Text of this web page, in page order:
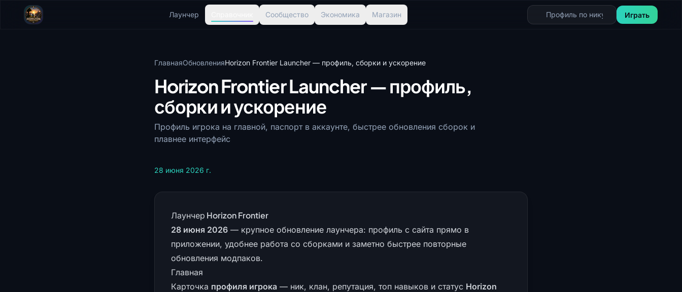
Лаунчер Сообщество Экономика Магазин Играть
ГлавнаяОбновленияHorizon Frontier Launcher — профиль, сборки и ускорение
Horizon Frontier Launcher — профиль,
сборки и ускорение
Профиль игрока на главной, паспорт в аккаунте, быстрее обновления сборок и
плавнее интерфейс
28 июня 2026 г.
Лаунчер Horizon Frontier
28 июня 2026 — крупное обновление лаунчера: профиль с сайта прямо в
приложении, удобнее работа со сборками и заметно быстрее повторные
обновления модпаков.
Главная
Карточка профиля игрока — ник, клан, репутация, топ навыков и статус Horizon